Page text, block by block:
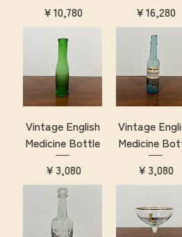
価格
￥10,780
価格
￥16,280
Vintage English
Medicine Bottle
価格
￥3,080
Vintage
Medicine
価格
￥3,080